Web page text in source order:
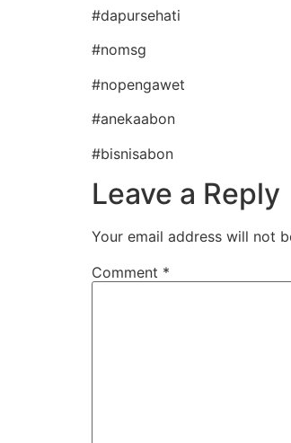
#dapursehati
#nomsg
#nopengawet
#anekaabon
#bisnisabon
Leave a Reply
Your email address will not
Comment *